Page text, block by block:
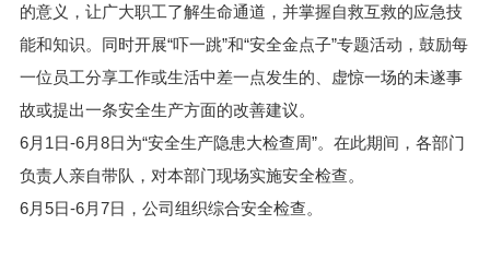
的意义，让广大职工了解生命通道，并掌握自救互救的应急技
能和知识。同时开展“吓一跳”和“安全金点子”专题活动，鼓励每
一位员工分享工作或生活中差一点发生的、虚惊一场的未遂事
故或提出一条安全生产方面的改善建议。
6月1日-6月8日为“安全生产隐患大检查周”。在此期间，各部门
负责人亲自带队，对本部门现场实施安全检查。
6月5日-6月7日，公司组织综合安全检查。